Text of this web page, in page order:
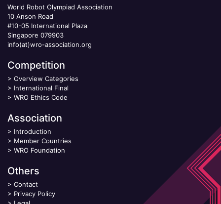
World Robot Olympiad Association
10 Anson Road
#10-05 International Plaza
Singapore 079903
info(at)wro-association.org
Competition
> Overview Categories
> International Final
> WRO Ethics Code
Association
> Introduction
> Member Countries
> WRO Foundation
Others
> Contact
> Privacy Policy